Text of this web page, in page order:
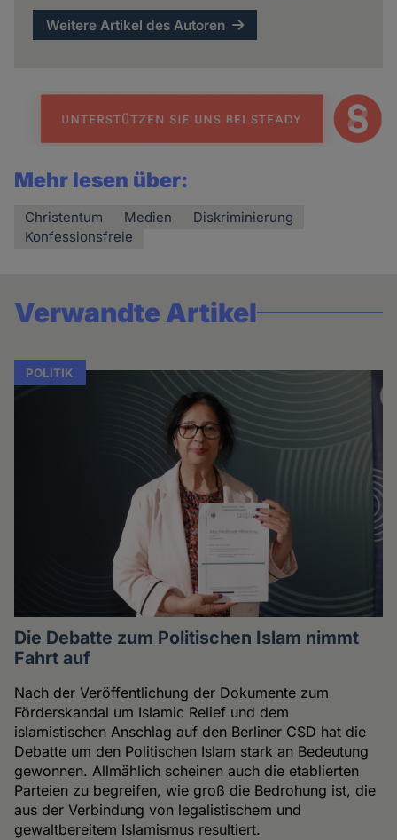
Weitere Artikel des Autoren
Mehr lesen über:
Christentum Medien
Diskriminierung
Konfessionsfreie
Verwandte Artikel
POLITIK
Die Debatte zum Politischen Islam nimmt
Fahrt auf
Nach der Veröffentlichung der Dokumente zum
Förderskandal um Islamic Relief und dem
islamistischen Anschlag auf den Berliner CSD hat die
Debatte um den Politischen Islam stark an Bedeutung
gewonnen. Allmählich scheinen auch die etablierten
Parteien zu begreifen, wie groß die Bedrohung ist, die
aus der Verbindung von legalistischem und
gewaltbereitem Islamismus resultiert.